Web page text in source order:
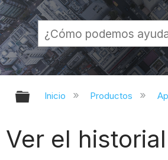
Expandir/contraer
Inicio Productos
Ver el